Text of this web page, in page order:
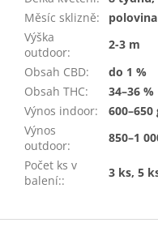
Měsíc sklizně:
Výška
outdoor:
2-3 m
Obsah CBD:
do 1 %
Obsah THC:
34–36 %
Výnos indoor:
600–650
Výnos
outdoor:
850–1
Počet ks v
balení::
3 ks, 5
Z